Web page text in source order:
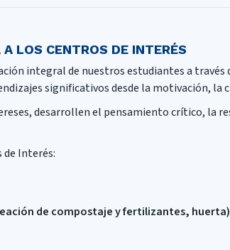
LOS CENTROS DE INTERÉS
integral de nuestros estudiantes a través
significativos desde la motivación, la
desarrollen el pensamiento crítico, la
Interés:
de compostaje y fertilizantes, huerta)